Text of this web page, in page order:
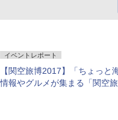
イベントレポート
【関空旅博2017】「ちょっと
情報やグルメが集まる「関空